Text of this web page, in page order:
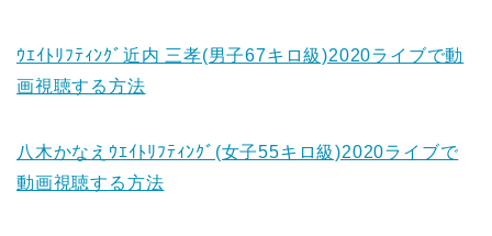
ｳｴｲﾄﾘﾌﾃｨﾝｸﾞ近内 三孝(男子67キロ級)2020ライブで動
画視聴する方法
八木かなえｳｴｲﾄﾘﾌﾃｨﾝｸﾞ(女子55キロ級)2020ライブで
動画視聴する方法